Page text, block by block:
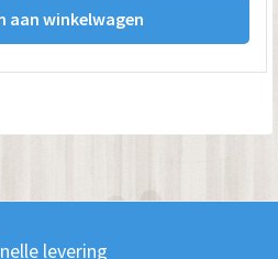
aan winkelwagen
levering